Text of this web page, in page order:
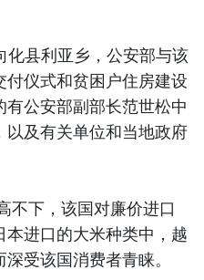
化县利亚乡，公安部与该
仪式和贫困户住房建设
公安部副部长范世松中
及有关单位和当地政府
不下，该国对廉价进口
进口的大米种类中，越
受该国消费者青睐。